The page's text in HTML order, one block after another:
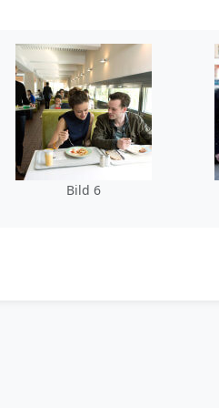
Bild 6